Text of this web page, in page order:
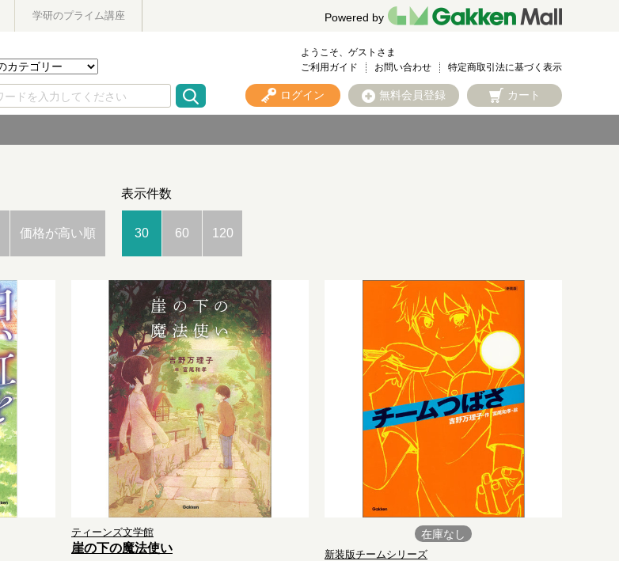
学研のプライム講座 Powered by
ようこそ、ゲストさま
ご利用ガイド
お問い合わせ 特定商取引法に基づく表示
ログイン 無料会員登録 カート
価格が高い順
表示件数
30 60 120
ティーンズ文学館
崖の下の魔法使い
在庫なし
新装版チームシリーズ